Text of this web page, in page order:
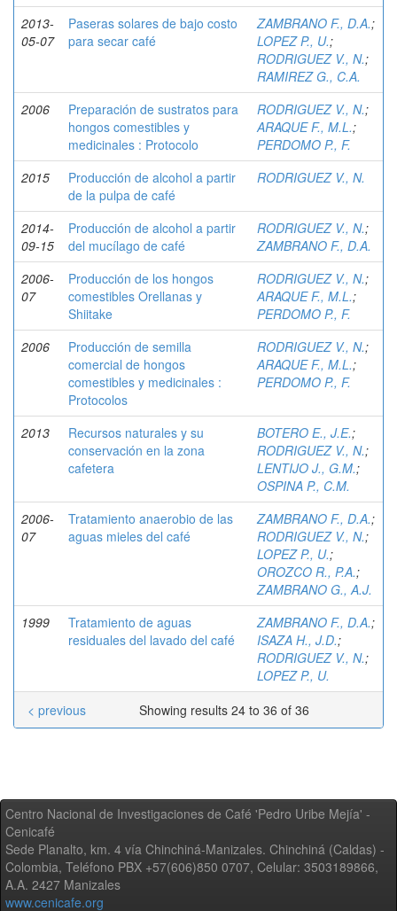
2013-
05-07
Paseras solares de bajo costo
para secar café
ZAMBRANO F., D.A.;
LOPEZ P., U.;
RODRIGUEZ V., N.;
RAMIREZ G., C.A.
2006
Preparación de sustratos para
hongos comestibles y
medicinales : Protocolo
RODRIGUEZ V., N.;
ARAQUE F., M.L.;
PERDOMO P., F.
2015
Producción de alcohol a partir
de la pulpa de café
RODRIGUEZ V., N.
2014-
09-15
Producción de alcohol a partir
del mucílago de café
RODRIGUEZ V., N.;
ZAMBRANO F., D.A.
2006-
07
Producción de los hongos
comestibles Orellanas y
Shiitake
RODRIGUEZ V., N.;
ARAQUE F., M.L.;
PERDOMO P., F.
2006
Producción de semilla
comercial de hongos
comestibles y medicinales :
Protocolos
RODRIGUEZ V., N.;
ARAQUE F., M.L.;
PERDOMO P., F.
2013
Recursos naturales y su
conservación en la zona
cafetera
BOTERO E., J.E.;
RODRIGUEZ V., N.;
LENTIJO J., G.M.;
OSPINA P., C.M.
2006-
07
Tratamiento anaerobio de las
aguas mieles del café
ZAMBRANO F., D.A.;
RODRIGUEZ V., N.;
LOPEZ P., U.;
OROZCO R., P.A.;
ZAMBRANO G., A.J.
1999
Tratamiento de aguas
residuales del lavado del café
ZAMBRANO F., D.A.;
ISAZA H., J.D.;
RODRIGUEZ V., N.;
LOPEZ P., U.
Showing results 24 to 36 of 36
< previous
Centro Nacional de Investigaciones de Café 'Pedro Uribe Mejía' -
Cenicafé
Sede Planalto, km. 4 vía Chinchiná-Manizales. Chinchiná (Caldas) -
Colombia, Teléfono PBX +57(606)850 0707, Celular: 3503189866,
A.A. 2427 Manizales
www.cenicafe.org